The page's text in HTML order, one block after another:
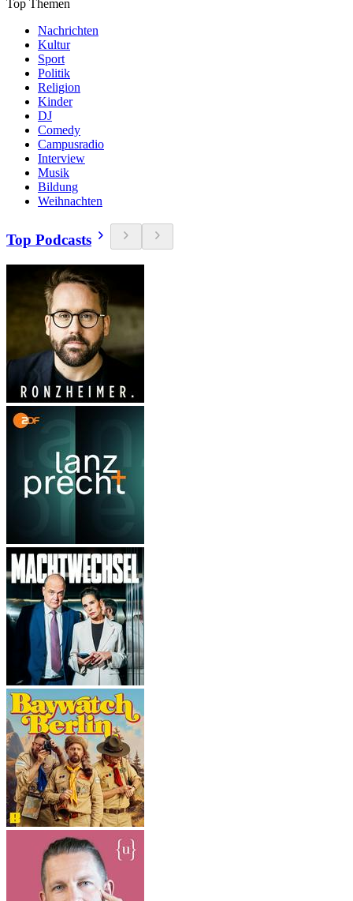
Top Themen
Nachrichten
Kultur
Sport
Politik
Religion
Kinder
DJ
Comedy
Campusradio
Interview
Musik
Bildung
Weihnachten
Top Podcasts